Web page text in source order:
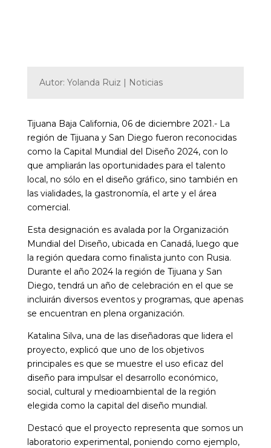
Autor: Yolanda Ruiz | Noticias
Tijuana Baja California, 06 de diciembre 2021.- La
región de Tijuana y San Diego fueron reconocidas
como la Capital Mundial del Diseño 2024, con lo
que ampliarán las oportunidades para el talento
local, no sólo en el diseño gráfico, sino también en
las vialidades, la gastronomía, el arte y el área
comercial.
Esta designación es avalada por la Organización
Mundial del Diseño, ubicada en Canadá, luego que
la región quedara como finalista junto con Rusia.
Durante el año 2024 la región de Tijuana y San
Diego, tendrá un año de celebración en el que se
incluirán diversos eventos y programas, que apenas
se encuentran en plena organización.
Katalina Silva, una de las diseñadoras que lidera el
proyecto, explicó que uno de los objetivos
principales es que se muestre el uso eficaz del
diseño para impulsar el desarrollo económico,
social, cultural y medioambiental de la región
elegida como la capital del diseño mundial.
Destacó que el proyecto representa que somos un
laboratorio experimental, poniendo como ejemplo,